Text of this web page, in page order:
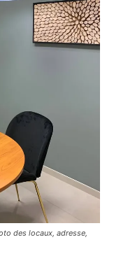
des locaux, adresse,